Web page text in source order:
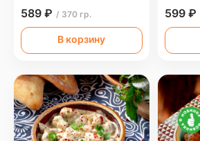
589 ₽ / 370 гр.
В корзину
599 ₽